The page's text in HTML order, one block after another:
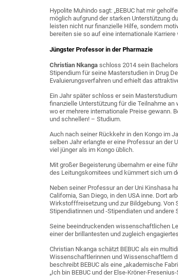
Hypolite Muhindo sagt: „BEBUC hat mir
möglich aufgrund der starken Unterstützung
leisten nicht nur finanzielle Hilfe, sondern
bereiten sie so auf eine internationale Karriere
Jüngster Professor in der Pharmazie
Christian Nkanga schloss 2014 sein
Stipendium für seine Masterstudien in Drug
Evaluierungsverfahren und erhielt das
Ein Jahr später schloss er sein
finanzielle Unterstützung für die Teilnahme
wo er mehrere internationale Preise gewann.
und schnellen! – Studium.
Auch nach seiner Rückkehr in den Kongo im
selben Jahr erlangte er eine Professur an der
viel jünger als im Kongo üblich.
Mit großer Begeisterung übernahm er eine
des Leitungskomitees und kümmert sich um
Neben seiner Professur an der Uni Kinshasa
California, San Diego, in den USA inne. Dort
Wirkstofffreisetzung und zur Bildgebung. Von
Stipendiatinnen und -Stipendiaten und andere
Seine beeindruckenden wissenschaftlichen
einer der brillantesten und zugleich
Christian Nkanga schätzt BEBUC als ein
Wissenschaftlerinnen und Wissenschaftlern
beschreibt BEBUC als eine „akademische
„Ich bin BEBUC und der Else-Kröner-